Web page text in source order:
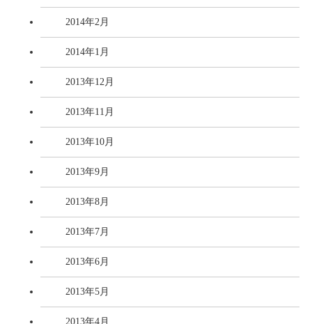
2014年2月
2014年1月
2013年12月
2013年11月
2013年10月
2013年9月
2013年8月
2013年7月
2013年6月
2013年5月
2013年4月